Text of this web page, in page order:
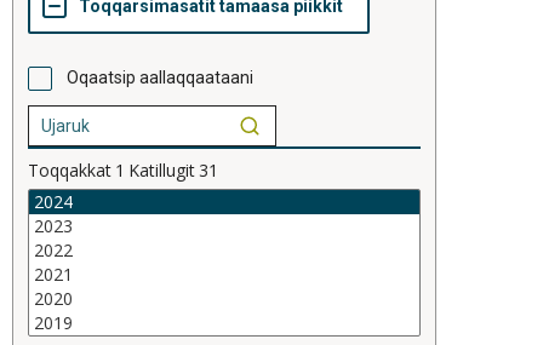
Oqaatsip aallaqqaataani
Toqqakkat 1 Katillugit31